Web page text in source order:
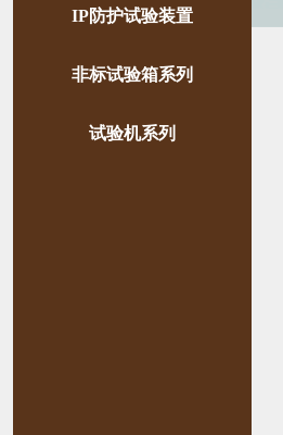
IP防护试验装置
非标试验箱系列
试验机系列